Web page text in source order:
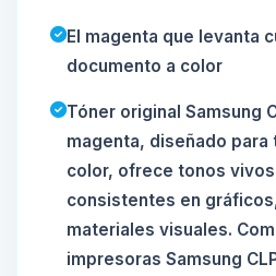
El magenta que levanta
documento a color
Tóner original Samsung
magenta, diseñado
color, ofrece tonos
consistentes en
materiales visuales.
impresoras Samsung